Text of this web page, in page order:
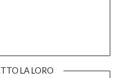
LA LORO